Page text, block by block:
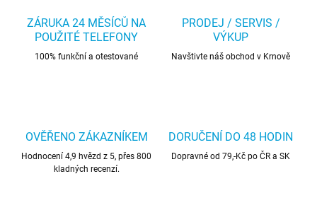
ZÁRUKA 24 MĚSÍCŮ NA
POUŽITÉ TELEFONY
100% funkční a otestované
PRODEJ / SERVIS /
VÝKUP
Navštivte náš obchod v Krnově
OVĚŘENO ZÁKAZNÍKEM
Hodnocení 4,9 hvězd z 5, přes 800
kladných recenzí.
DORUČENÍ DO 48 HODIN
Dopravné od 79,-Kč po ČR a SK